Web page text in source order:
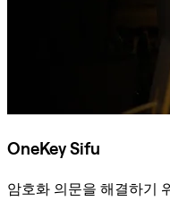
OneKey Sifu
암호화 의문을 해결하기